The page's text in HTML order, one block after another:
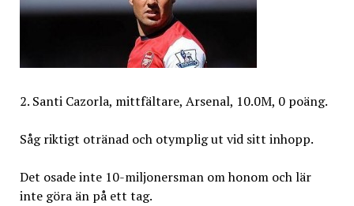
2. Santi Cazorla, mittfältare, Arsenal, 10.0M, 0 poäng.
Såg riktigt otränad och otymplig ut vid sitt inhopp.
Det osade inte 10-miljonersman om honom och lär
inte göra än på ett tag.